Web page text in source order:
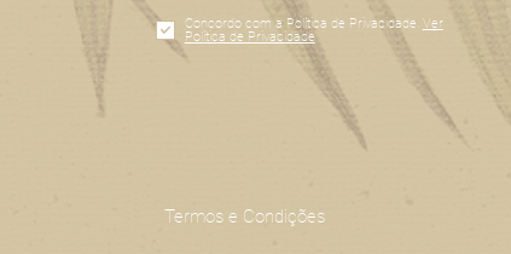
Concordo com a Política de Privacidade. Ver
Política de Privacidade
Termos e Condições